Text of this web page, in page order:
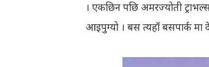
। एकछिन पछि अमरज्योती
आइपुग्यो । बस त्यहाँ बसपार्क